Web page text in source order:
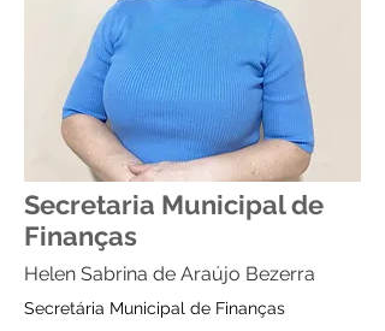
Secretaria Municipal de
Finanças
Helen Sabrina de Araújo Bezerra
Secretária Municipal de Finanças